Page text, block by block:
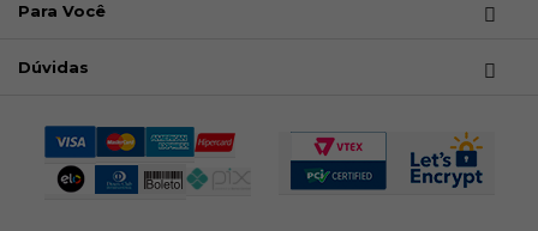
Para Você
Dúvidas